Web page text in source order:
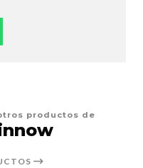
productos de